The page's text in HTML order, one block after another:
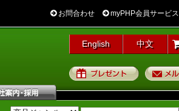
お問合わせ myPHP会員サービス
English 中文
プレゼント